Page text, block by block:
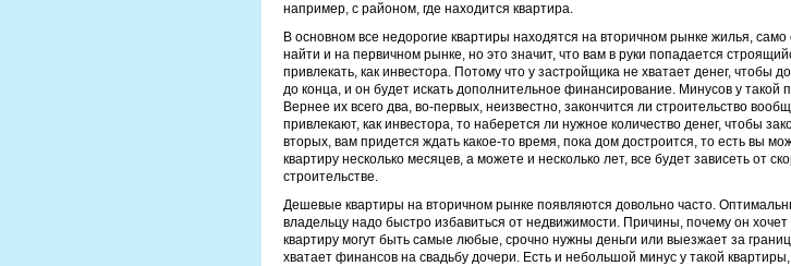
например, с районом, где находится квартира.
В основном все недорогие квартиры находятся на вторичном рынке жилья,
найти и на первичном рынке, но это значит, что вам в руки попадается
привлекать, как инвестора. Потому что у застройщика не хватает денег, чтобы
до конца, и он будет искать дополнительное финансирование. Минусов у такой
Вернее их всего два, во-первых, неизвестно, закончится ли строительство
привлекают, как инвестора, то наберется ли нужное количество денег, чтобы
вторых, вам придется ждать какое-то время, пока дом достроится, то есть вы
квартиру несколько месяцев, а можете и несколько лет, все будет зависеть от
строительстве.
Дешевые квартиры на вторичном рынке появляются довольно часто.
владельцу надо быстро избавиться от недвижимости. Причины, почему он
квартиру могут быть самые любые, срочно нужны деньги или выезжает за
хватает финансов на свадьбу дочери. Есть и небольшой минус у такой